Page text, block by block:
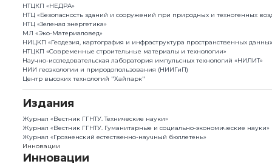
НТЦКП «НЕДРА»
НТЦ «Безопасность зданий и сооружений при природных и техногенных
НТЦ «Зеленая энергетика»
МЛ «Эко-Материаловед»
НИЦКП «Геодезия, картография и инфраструктура пространственных
НТЦКП «Современные строительные материалы и технологии»
Научно-исследовательская лаборатория импульсных технологий «НИЛИТ»
НИИ геоэкологии и природопользования (НИИГиП)
Центр высоких технологий "Хайпарк"
Издания
Журнал «Вестник ГГНТУ. Технические науки»
Журнал «Вестник ГГНТУ. Гуманитарные и социально-экономические науки»
Журнал «Грозненский естественно-научный бюллетень»
Инновации
Инновации